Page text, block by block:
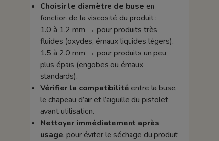
Choisir le diamètre de buse en
fonction de la viscosité du produit :
1.0 à 1.2 mm → pour produits très
fluides (oxydes, émaux liquides légers).
1.5 à 2.0 mm → pour produits un peu
plus épais (engobes ou émaux
standards).
Vérifier la compatibilité entre la buse,
le chapeau d’air et l’aiguille du pistolet
avant utilisation.
Nettoyer immédiatement après
usage, pour éviter le séchage du produit